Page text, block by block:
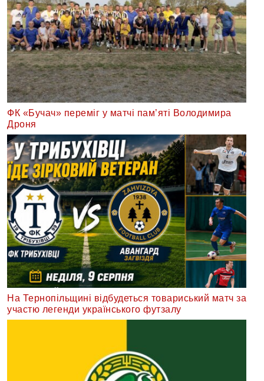
ФК «Бучач» переміг у матчі пам’яті Володимира
Дроня
На Тернопільщині відбудеться товариський матч за
участю легенди українського футзалу